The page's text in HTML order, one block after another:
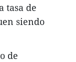
tasa de
siendo
de